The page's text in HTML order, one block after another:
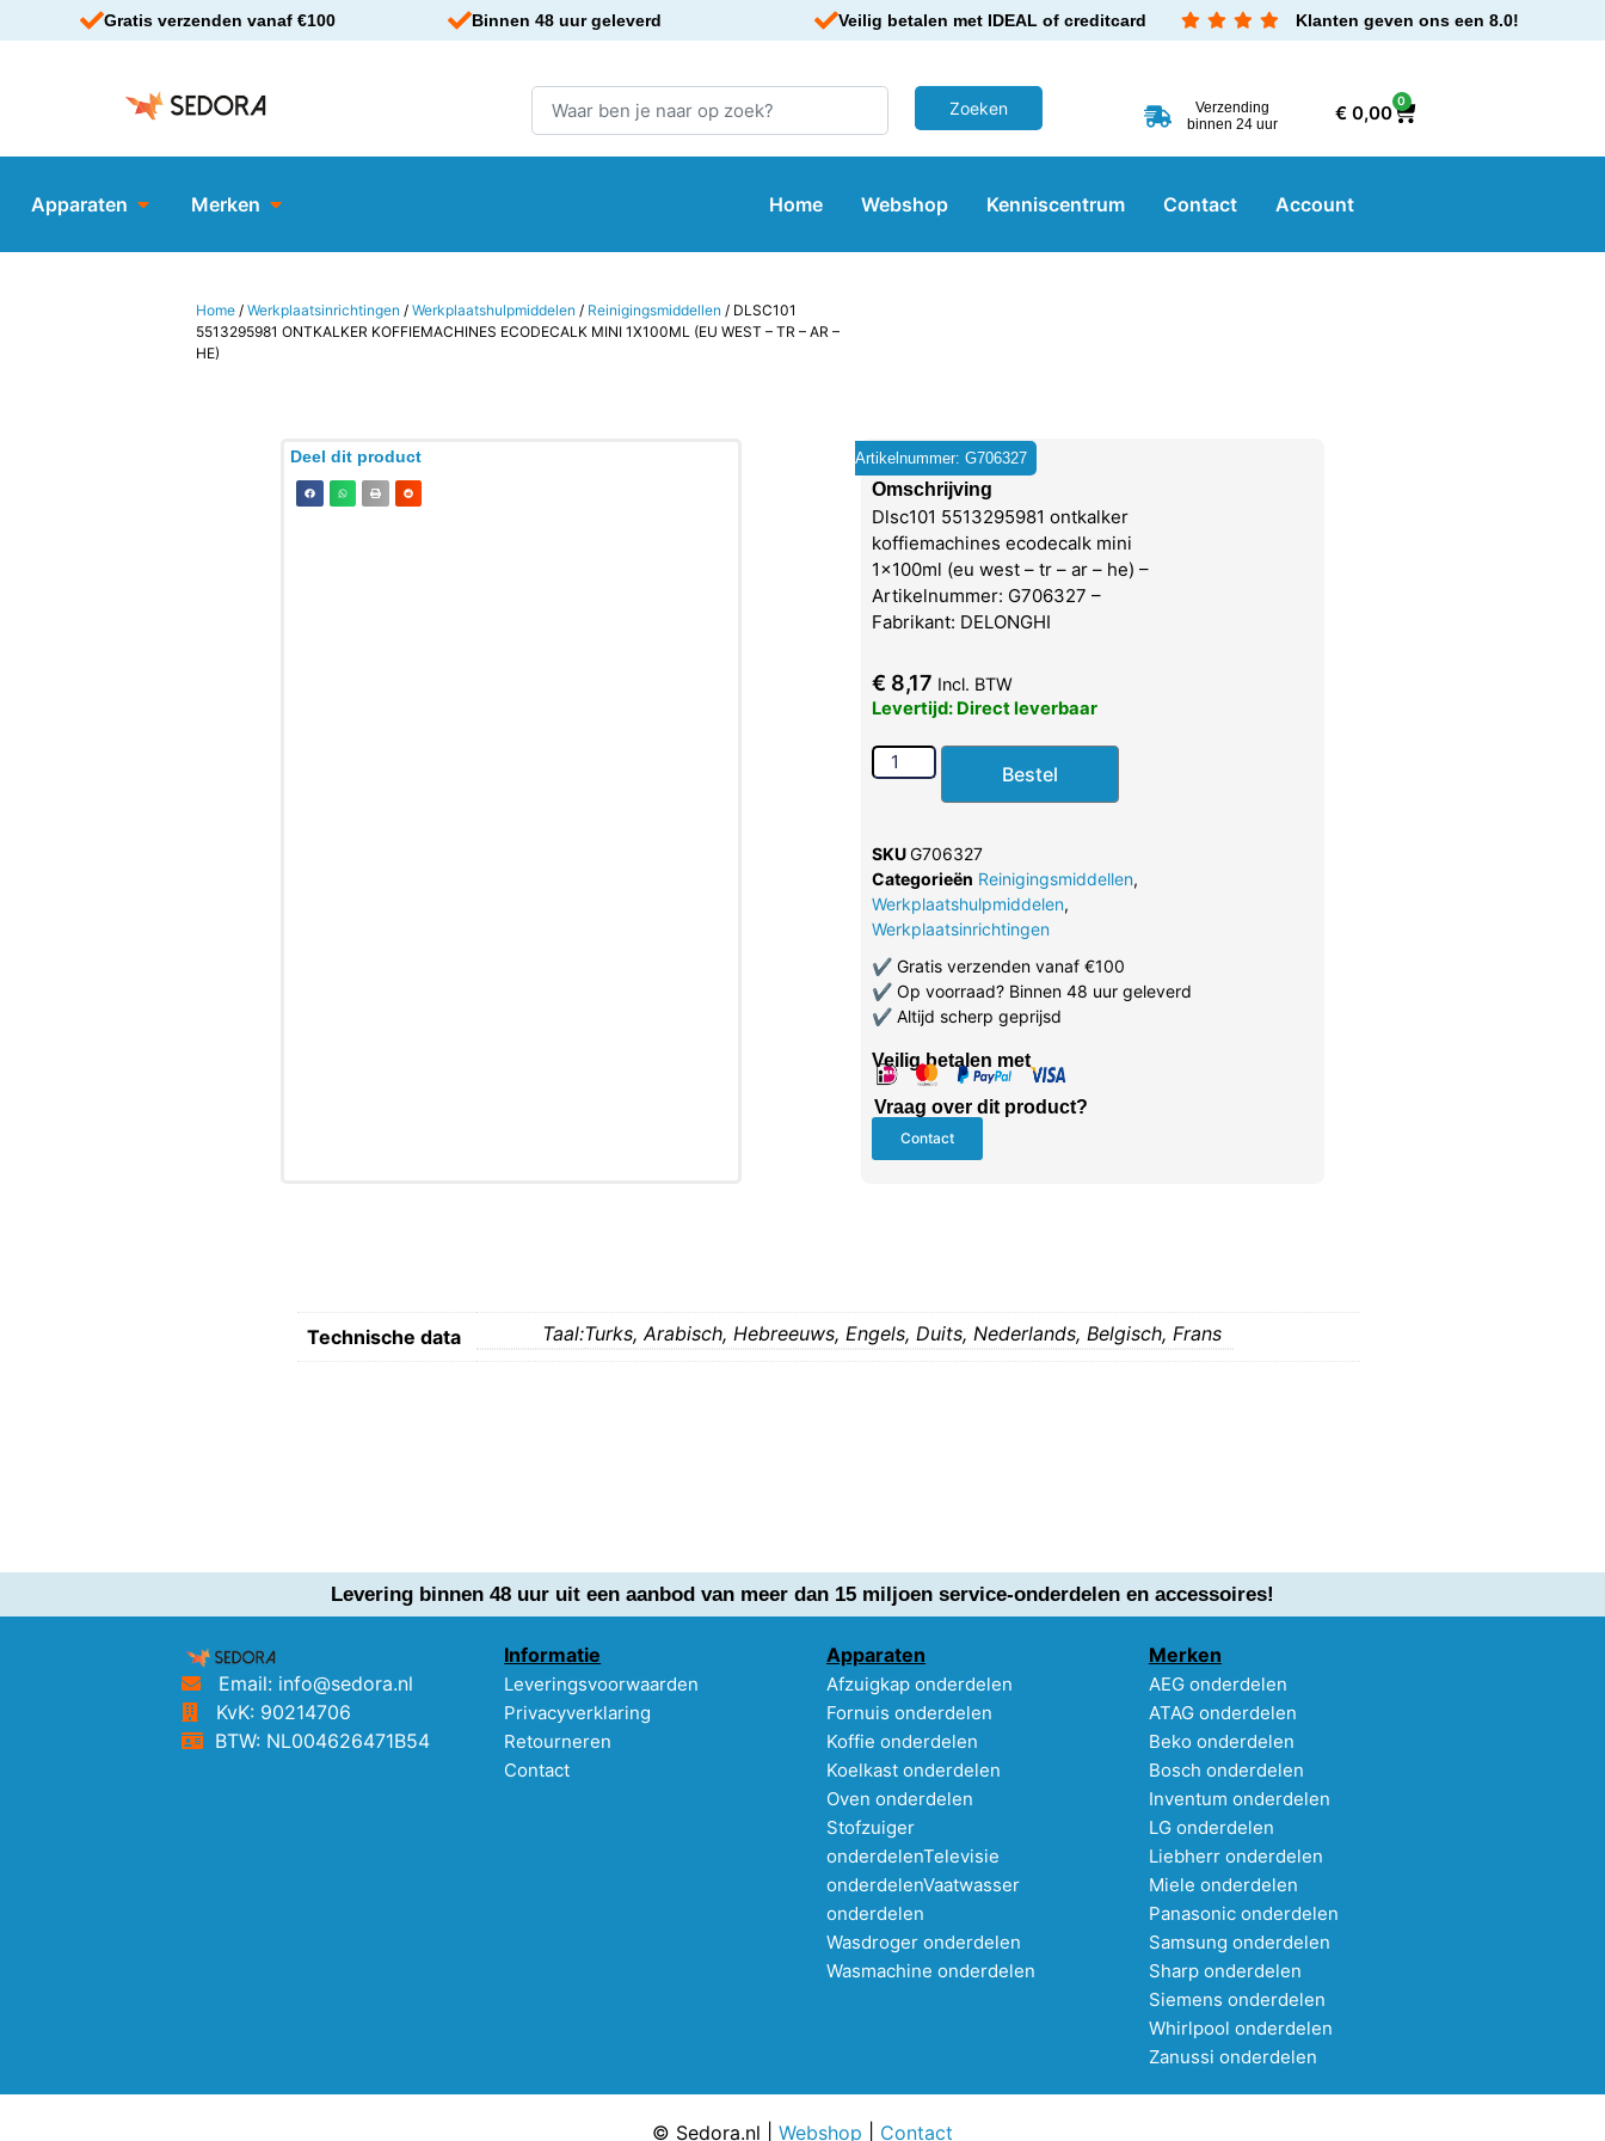
Gratis verzenden vanaf €100 Binnen 48 uur geleverd Veilig betalen met IDEAL of creditcard Klanten geven ons een 8.0!
Verzending
binnen 24 uur
€0,00
0
Apparaten Merken Home Webshop Kenniscentrum Contact Account
Home /Werkplaatsinrichtingen /Werkplaatshulpmiddelen / Reinigingsmiddellen / DLSC101
5513295981 ONTKALKER KOFFIEMACHINES ECODECALK MINI 1X100ML (EU WEST – TR – AR –
HE)
Deel dit product Artikelnummer: G706327
Omschrijving
Dlsc101 5513295981 ontkalker
koffiemachines ecodecalk mini
1x100ml (eu west – tr – ar – he) –
Artikelnummer: G706327 –
Fabrikant: DELONGHI
€ 8,17 Incl. BTW
Levertijd: Direct leverbaar
Bestel
SKUG706327
Categorieën Reinigingsmiddellen,
Werkplaatshulpmiddelen,
Werkplaatsinrichtingen
✔Gratis verzenden vanaf €100
✔Op voorraad? Binnen 48 uur geleverd
✔Altijd scherp geprijsd
Veilig betalen met
Vraag over dit product?
Contact
Technische data Taal:Turks,Arabisch,Hebreeuws,Engels,Duits,Nederlands,Belgisch,Frans
Levering binnen 48 uur uit een aanbod van meer dan 15 miljoen service-onderdelen en accessoires!
Email: info@sedora.nl
KvK: 90214706
BTW: NL004626471B54
Informatie
Leveringsvoorwaarden
Privacyverklaring
Retourneren
Contact
Apparaten
Afzuigkap onderdelen
Fornuis onderdelen
Koffie onderdelen
Koelkast onderdelen
Oven onderdelen
Stofzuiger
onderdelenTelevisie
onderdelenVaatwasser
onderdelen
Wasdroger onderdelen
Wasmachine onderdelen
Merken
AEG onderdelen
ATAG onderdelen
Beko onderdelen
Bosch onderdelen
Inventum onderdelen
LG onderdelen
Liebherr onderdelen
Miele onderdelen
Panasonic onderdelen
Samsung onderdelen
Sharp onderdelen
Siemens onderdelen
Whirlpool onderdelen
Zanussi onderdelen
© Sedora.nl | Webshop Contact